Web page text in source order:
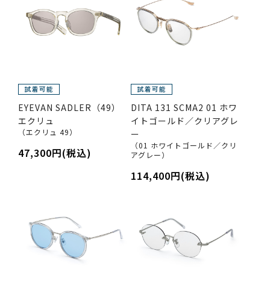
EYEVAN SADLER（49）
エクリュ
（エクリュ 49）
47,300円(税込)
DITA 131 SCMA2 01 ホワ
イトゴールド／クリアグレ
ー
（01 ホワイトゴールド／クリ
アグレー）
114,400円(税込)